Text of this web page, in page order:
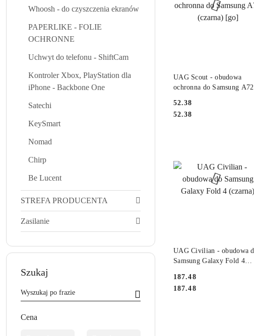
Whoosh - do czyszczenia ekranów
PAPERLIKE - FOLIE
OCHRONNE
Uchwyt do telefonu - ShiftCam
Kontroler Xbox, PlayStation dla
iPhone - Backbone One
Satechi
KeySmart
Nomad
Chirp
Be Lucent
STREFA PRODUCENTA
Zasilanie
Szukaj
Cena
UAG Scout - obudowa
ochronna do Samsung A72
Cena:
52.38
Cena:
52.38
UAG Civilian - obudowa do
Samsung Galaxy Fold 4
Cena:
187.48
Cena:
187.48